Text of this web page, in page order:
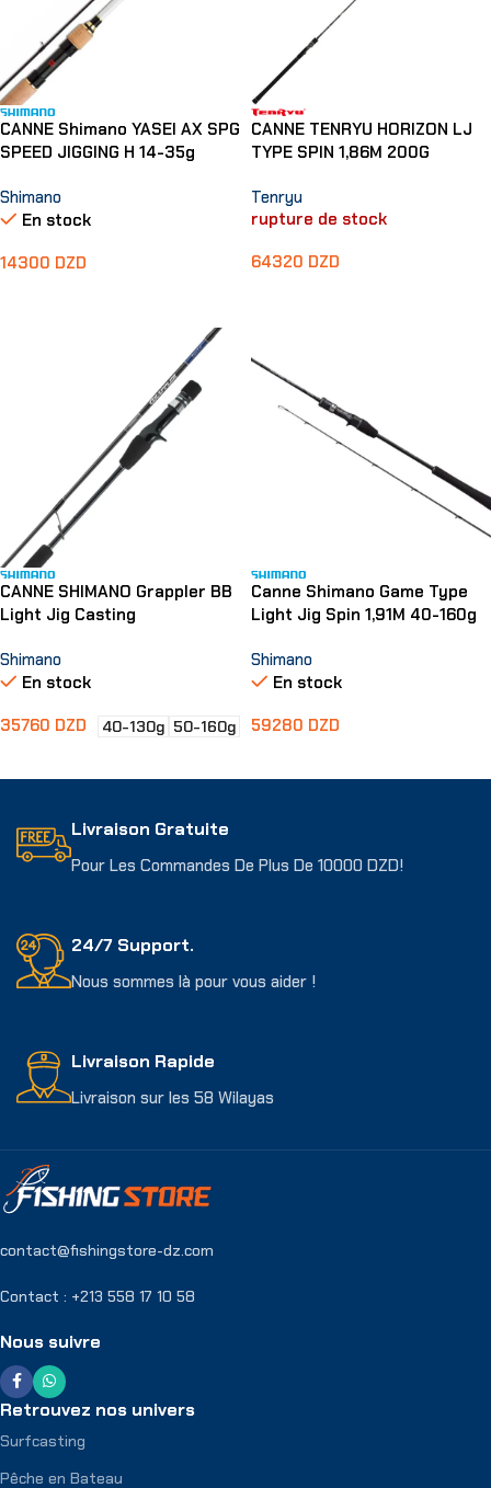
CANNE Shimano YASEI AX SPG
SPEED JIGGING H 14-35g
Shimano
En stock
14300 DZD
CANNE TENRYU HORIZON LJ
TYPE SPIN 1,86M 200G
Tenryu
rupture de stock
64320 DZD
CANNE SHIMANO Grappler BB
Light Jig Casting
Shimano
En stock
35760 DZD 40-130g 50-160g
Canne Shimano Game Type
Light Jig Spin 1,91M 40-160g
Shimano
En stock
59280 DZD
Livraison Gratuite
Pour Les Commandes De Plus De 10000 DZD!
24/7 Support.
Nous sommes là pour vous aider !
Livraison Rapide
Livraison sur les 58 Wilayas
contact@fishingstore-dz.com
Contact : +213 558 17 10 58
Nous suivre
Retrouvez nos univers
Surfcasting
Pêche en Bateau